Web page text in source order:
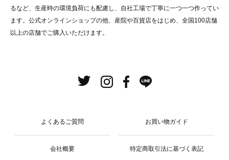
るなど、生産時の環境負荷にも配慮し、自社工場で丁寧に一つ一つ作ってい
ます。公式オンラインショップの他、産院や百貨店をはじめ、全国100店舗
以上の店舗でご購入いただけます。
よくあるご質問 お買い物ガイド
会社概要 特定商取引法に基づく表記